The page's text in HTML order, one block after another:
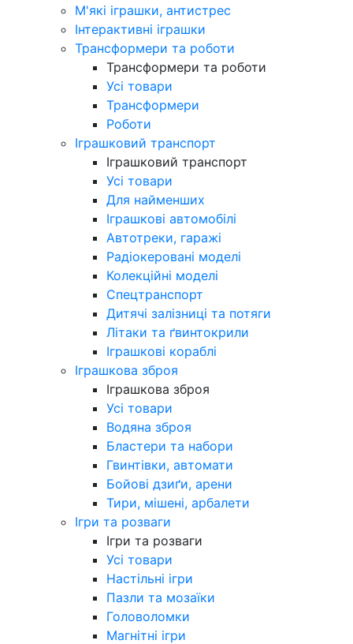
М'які іграшки, антистрес
Інтерактивні іграшки
Трансформери та роботи
Трансформери та роботи
Усі товари
Трансформери
Роботи
Іграшковий транспорт
Іграшковий транспорт
Усі товари
Для найменших
Іграшкові автомобілі
Автотреки, гаражі
Радіокеровані моделі
Колекційні моделі
Спецтранспорт
Дитячі залізниці та потяги
Літаки та ґвинтокрили
Іграшкові кораблі
Іграшкова зброя
Іграшкова зброя
Усі товари
Водяна зброя
Бластери та набори
Гвинтівки, автомати
Бойові дзиґи, арени
Тири, мішені, арбалети
Ігри та розваги
Ігри та розваги
Усі товари
Настільні ігри
Пазли та мозаїки
Головоломки
Магнітні ігри